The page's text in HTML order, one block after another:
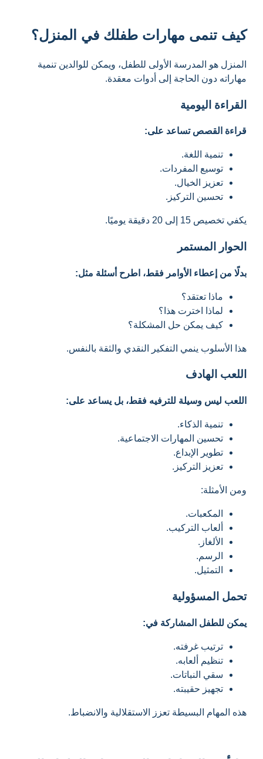
كيف تنمى مهارات طفلك في المنزل؟
المنزل هو المدرسة الأولى للطفل، ويمكن للوالدين تنمية
مهاراته دون الحاجة إلى أدوات معقدة.
القراءة اليومية
قراءة القصص تساعد على:
تنمية اللغة.
توسيع المفردات.
تعزيز الخيال.
تحسين التركيز.
يكفي تخصيص 15 إلى 20 دقيقة يوميًا.
الحوار المستمر
بدلًا من إعطاء الأوامر فقط، اطرح أسئلة مثل:
ماذا تعتقد؟
لماذا اخترت هذا؟
كيف يمكن حل المشكلة؟
هذا الأسلوب ينمي التفكير النقدي والثقة بالنفس.
اللعب الهادف
اللعب ليس وسيلة للترفيه فقط، بل يساعد على:
تنمية الذكاء.
تحسين المهارات الاجتماعية.
تطوير الإبداع.
تعزيز التركيز.
ومن الأمثلة:
المكعبات.
ألعاب التركيب.
الألغاز.
الرسم.
التمثيل.
تحمل المسؤولية
يمكن للطفل المشاركة في:
ترتيب غرفته.
تنظيم ألعابه.
سقي النباتات.
تجهيز حقيبته.
هذه المهام البسيطة تعزز الاستقلالية والانضباط.